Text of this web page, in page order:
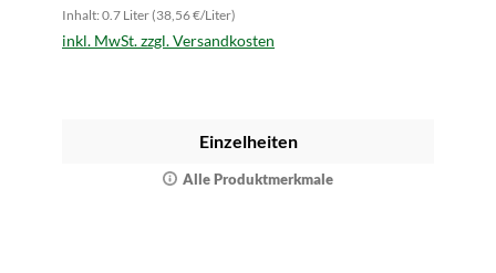
Inhalt: 0.7 Liter (38,56 €/Liter)
inkl. MwSt. zzgl. Versandkosten
Einzelheiten
Alle Produktmerkmale